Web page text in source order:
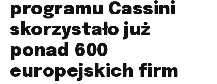
programu Cassini
skorzystało już
ponad 600
europejskich firm